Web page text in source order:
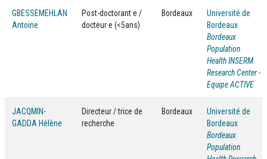
GBESSEMEHLAN
Antoine
Post-doctorant·e /
docteur·e (<5ans)
Bordeaux
Université de
Bordeaux
Bordeaux
Population
Health INSERM
Research Center -
Equipe ACTIVE
JACQMIN-
GADDA Hélène
Directeur / trice de
recherche
Bordeaux
Université de
Bordeaux
Bordeaux
Population